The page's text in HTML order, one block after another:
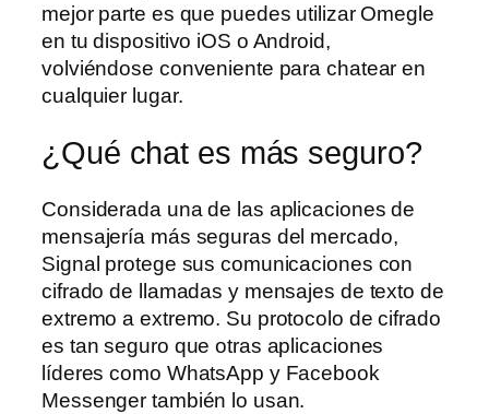
mejor parte es que puedes utilizar Omegle
en tu dispositivo iOS o Android,
volviéndose conveniente para chatear en
cualquier lugar.
¿Qué chat es más seguro?
Considerada una de las aplicaciones de
mensajería más seguras del mercado,
Signal protege sus comunicaciones con
cifrado de llamadas y mensajes de texto de
extremo a extremo. Su protocolo de cifrado
es tan seguro que otras aplicaciones
líderes como WhatsApp y Facebook
Messenger también lo usan.